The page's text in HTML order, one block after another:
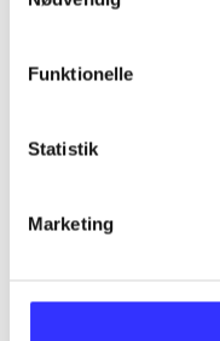
Funktionelle
Statistik
Marketing
...
...
...